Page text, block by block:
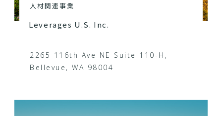
人材関連事業
Leverages U.S. Inc.
2265 116th Ave NE Suite 110-H,
Bellevue, WA 98004